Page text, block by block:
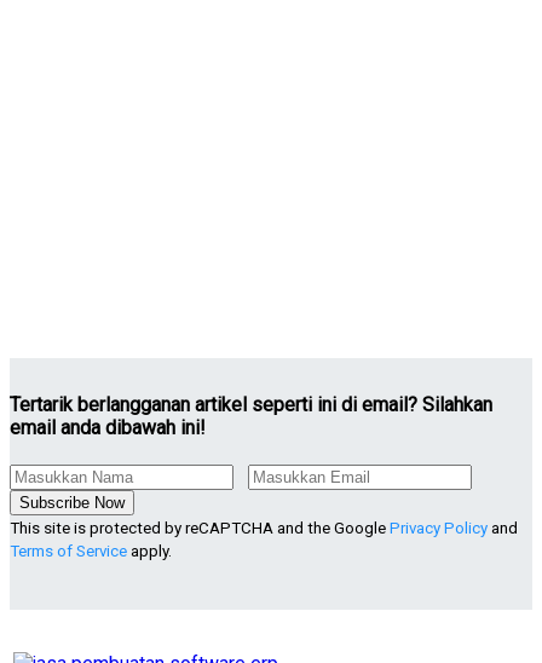
Tertarik berlangganan artikel seperti ini di email? Silahkan
email anda dibawah ini!
Subscribe Now
This site is protected by reCAPTCHA and the Google Privacy Policy and
Terms of Service apply.